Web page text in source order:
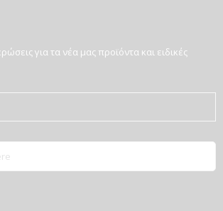
για τα νέα μας προϊόντα και ειδικές